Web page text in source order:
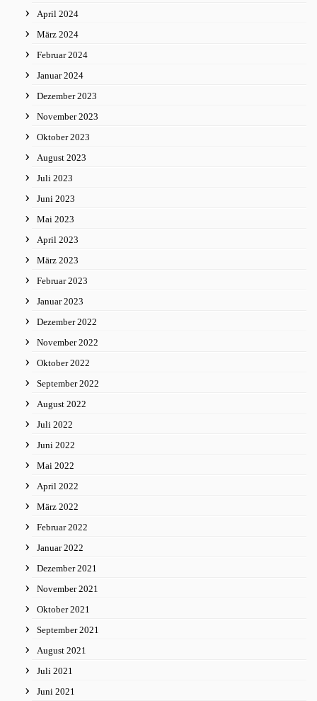
April 2024
März 2024
Februar 2024
Januar 2024
Dezember 2023
November 2023
Oktober 2023
August 2023
Juli 2023
Juni 2023
Mai 2023
April 2023
März 2023
Februar 2023
Januar 2023
Dezember 2022
November 2022
Oktober 2022
September 2022
August 2022
Juli 2022
Juni 2022
Mai 2022
April 2022
März 2022
Februar 2022
Januar 2022
Dezember 2021
November 2021
Oktober 2021
September 2021
August 2021
Juli 2021
Juni 2021